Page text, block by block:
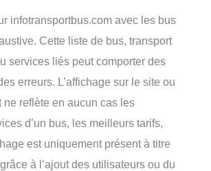
infotransportbus.com avec les bus
Cette liste de bus, transport
services liés peut comporter des
erreurs. L’affichage sur le site ou
ne reflète en aucun cas les
d’un bus, les meilleurs tarifs,
est uniquement présent à titre
à l’ajout des utilisateurs ou du